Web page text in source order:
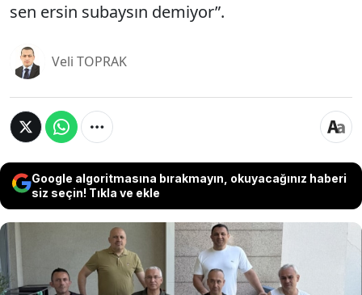
sen ersin subaysın demiyor”.
Veli TOPRAK
Google algoritmasına bırakmayın, okuyacağınız haberi
siz seçin! Tıkla ve ekle
Doğu ve Güneydoğu’da PKK terör